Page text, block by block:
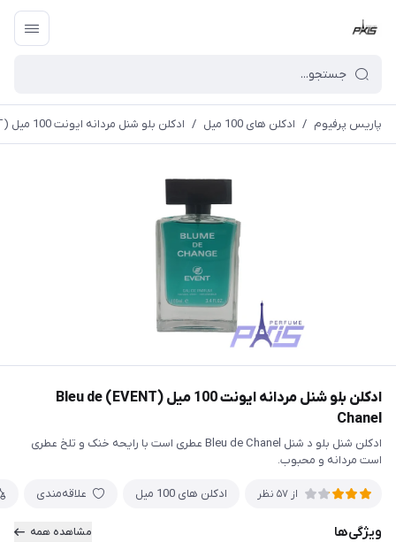
پاریس پرفیوم / ادکلن های 100 میل / ادکلن بلو شنل مردانه ایونت 100 میل (EVENT) Bleu de Chanel
ادکلن بلو شنل مردانه ایونت 100 میل (EVENT) Bleu de
Chanel
ادکلن شنل بلو د شنل Bleu de Chanel عطری است با رایحه خنک و تلخ عطری
است مردانه و محبوب.
از 57 نظر ادکلن های 100 میل علاقه‌مندی
ویژگی‌ها مشاهده همه